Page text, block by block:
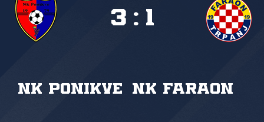
NK Ponikve NK Faraon
3 : 1